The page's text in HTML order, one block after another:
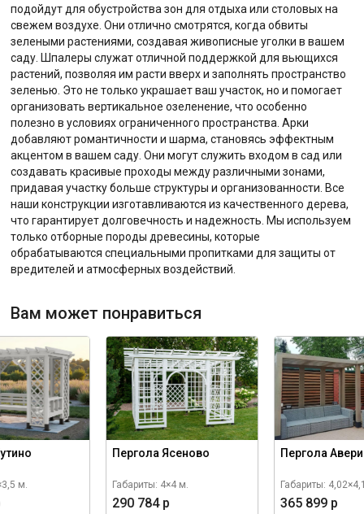
подойдут для обустройства зон для отдыха или столовых на
свежем воздухе. Они отлично смотрятся, когда обвиты
зелеными растениями, создавая живописные уголки в вашем
саду. Шпалеры служат отличной поддержкой для вьющихся
растений, позволяя им расти вверх и заполнять пространство
зеленью. Это не только украшает ваш участок, но и помогает
организовать вертикальное озеленение, что особенно
полезно в условиях ограниченного пространства. Арки
добавляют романтичности и шарма, становясь эффектным
акцентом в вашем саду. Они могут служить входом в сад или
создавать красивые проходы между различными зонами,
придавая участку больше структуры и организованности. Все
наши конструкции изготавливаются из качественного дерева,
что гарантирует долговечность и надежность. Мы используем
только отборные породы древесины, которые
обрабатываются специальными пропитками для защиты от
вредителей и атмосферных воздействий.
Вам может понравиться
м.
Пергола Ясеново
Габариты: 4×4 м.
290 784 р
Пергола
Габариты:
365 899 р